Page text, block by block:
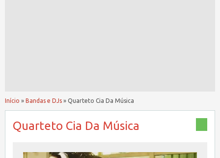
Início » Bandas e DJs » Quarteto Cia Da Música
Quarteto Cia Da Música